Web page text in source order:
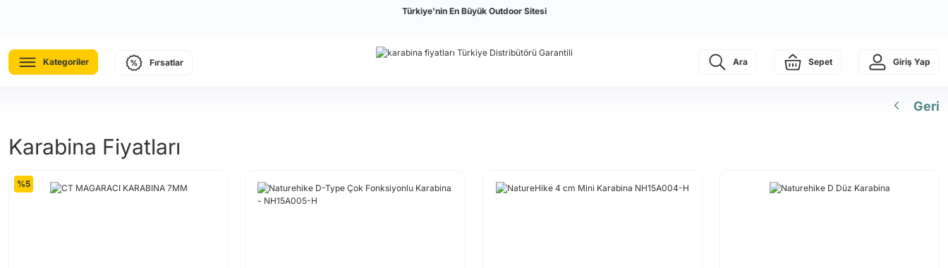
Türkiye'nin En Büyük Outdoor Sitesi
Kategoriler Fırsatlar Ara Sepet Giriş Yap
Geri
Karabina Fiyatları
%5